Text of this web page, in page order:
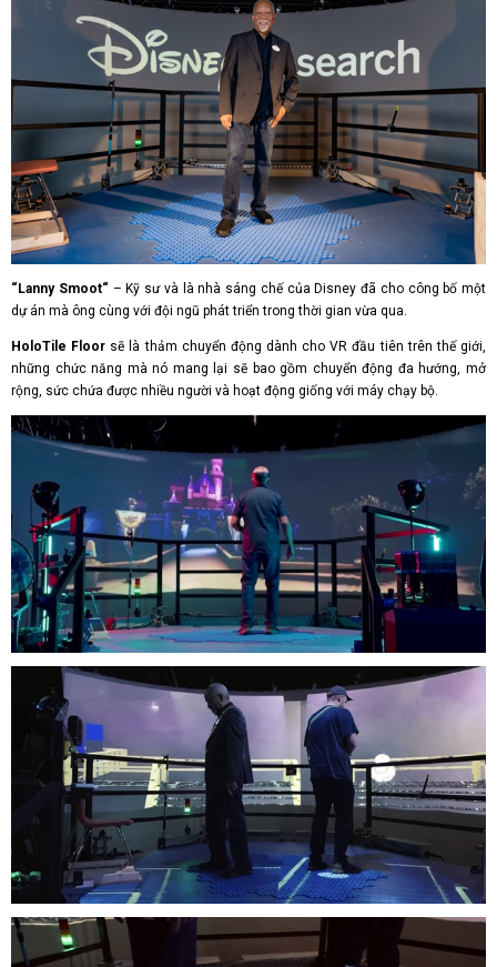
“Lanny Smoot“ – Kỹ sư và là nhà sáng chế của Disney đã cho công bố một
dự án mà ông cùng với đội ngũ phát triển trong thời gian vừa qua.
HoloTile Floor sẽ là thảm chuyển động dành cho VR đầu tiên trên thế giới,
những chức năng mà nó mang lại sẽ bao gồm chuyển động đa hướng, mở
rộng, sức chứa được nhiều người và hoạt động giống với máy chạy bộ.